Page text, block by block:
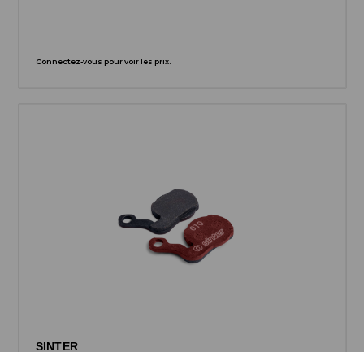
Connectez-vous pour voir les prix.
SINTER